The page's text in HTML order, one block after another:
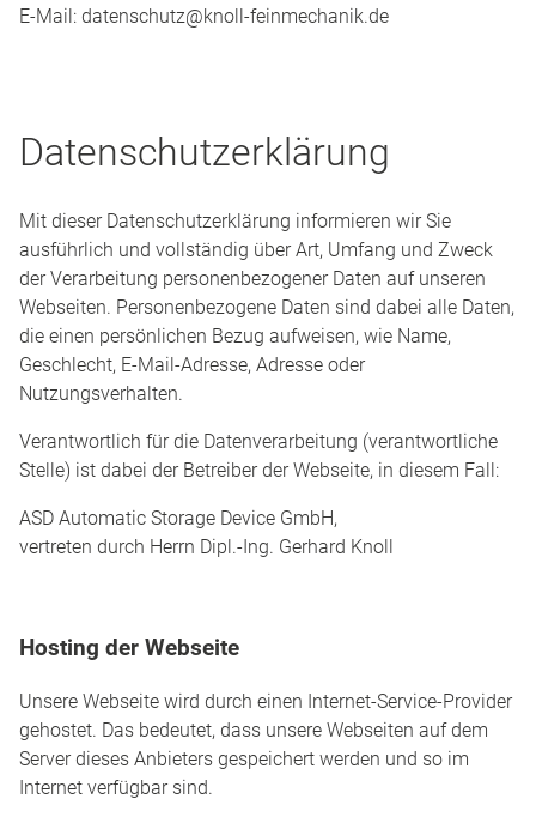
E-Mail: datenschutz@knoll-feinmechanik.de
Datenschutzerklärung
Mit dieser Datenschutzerklärung informieren wir Sie
ausführlich und vollständig über Art, Umfang und Zweck
der Verarbeitung personenbezogener Daten auf unseren
Webseiten. Personenbezogene Daten sind dabei alle Daten,
die einen persönlichen Bezug aufweisen, wie Name,
Geschlecht, E-Mail-Adresse, Adresse oder
Nutzungsverhalten.
Verantwortlich für die Datenverarbeitung (verantwortliche
Stelle) ist dabei der Betreiber der Webseite, in diesem Fall:
ASD Automatic Storage Device GmbH,
vertreten durch Herrn Dipl.-Ing. Gerhard Knoll
Hosting der Webseite
Unsere Webseite wird durch einen Internet-Service-Provider
gehostet. Das bedeutet, dass unsere Webseiten auf dem
Server dieses Anbieters gespeichert werden und so im
Internet verfügbar sind.